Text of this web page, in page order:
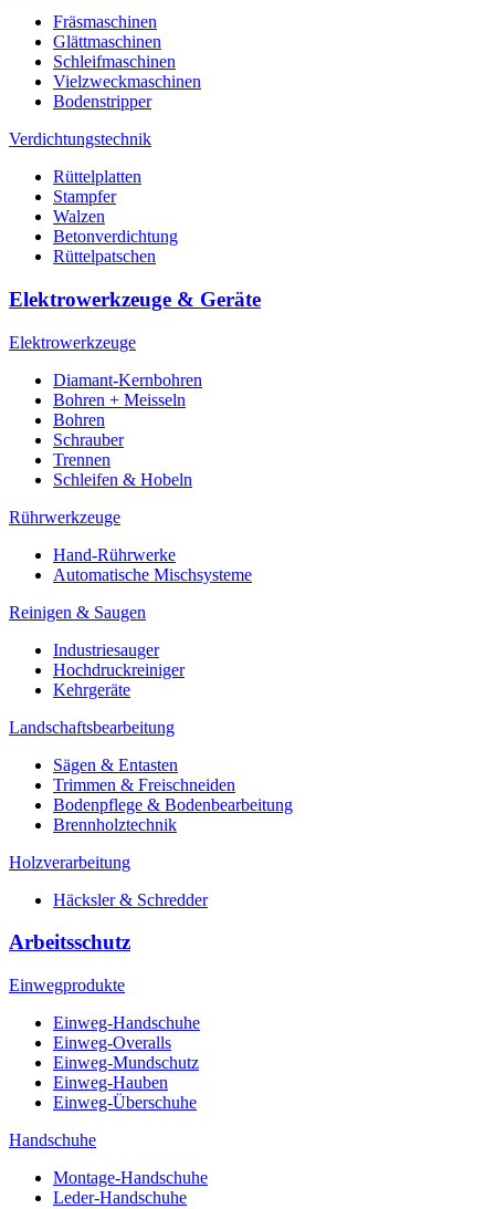
Fräsmaschinen
Glättmaschinen
Schleifmaschinen
Vielzweckmaschinen
Bodenstripper
Verdichtungstechnik
Rüttelplatten
Stampfer
Walzen
Betonverdichtung
Rüttelpatschen
Elektrowerkzeuge & Geräte
Elektrowerkzeuge
Diamant-Kernbohren
Bohren + Meisseln
Bohren
Schrauber
Trennen
Schleifen & Hobeln
Rührwerkzeuge
Hand-Rührwerke
Automatische Mischsysteme
Reinigen & Saugen
Industriesauger
Hochdruckreiniger
Kehrgeräte
Landschaftsbearbeitung
Sägen & Entasten
Trimmen & Freischneiden
Bodenpflege & Bodenbearbeitung
Brennholztechnik
Holzverarbeitung
Häcksler & Schredder
Arbeitsschutz
Einwegprodukte
Einweg-Handschuhe
Einweg-Overalls
Einweg-Mundschutz
Einweg-Hauben
Einweg-Überschuhe
Handschuhe
Montage-Handschuhe
Leder-Handschuhe